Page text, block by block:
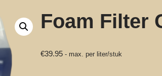
Foam Filter
€39.95 - max. per liter/stuk